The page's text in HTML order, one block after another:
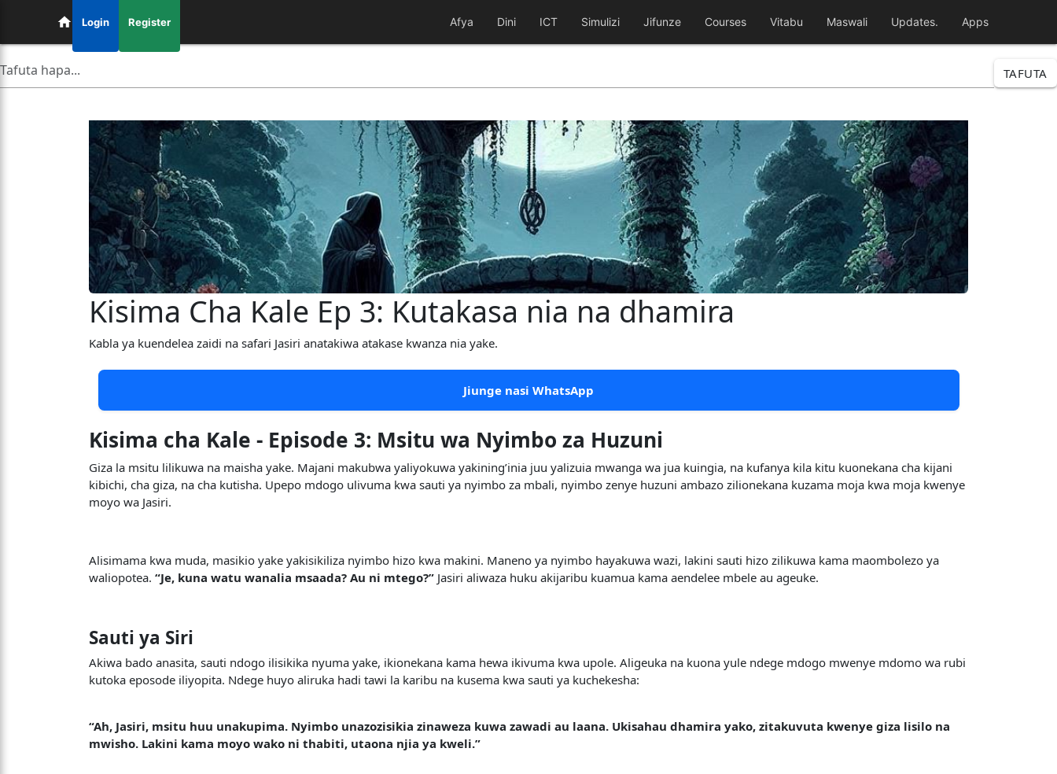
Login Register Afya Dini ICT Simulizi Jifunze Courses Vitabu Maswali Updates. Apps
TAFUTA
Kisima Cha Kale Ep 3: Kutakasa nia na dhamira
Kabla ya kuendelea zaidi na safari Jasiri anatakiwa atakase kwanza nia yake.
Jiunge nasi WhatsApp
Kisima cha Kale - Episode 3: Msitu wa Nyimbo za Huzuni
Giza la msitu lilikuwa na maisha yake. Majani makubwa yaliyokuwa yakining’inia juu yalizuia mwanga wa jua kuingia, na kufanya kila kitu kuonekana cha kijani
kibichi, cha giza, na cha kutisha. Upepo mdogo ulivuma kwa sauti ya nyimbo za mbali, nyimbo zenye huzuni ambazo zilionekana kuzama moja kwa moja kwenye
moyo wa Jasiri.
Alisimama kwa muda, masikio yake yakisikiliza nyimbo hizo kwa makini. Maneno ya nyimbo hayakuwa wazi, lakini sauti hizo zilikuwa kama maombolezo ya
waliopotea.“Je, kuna watu wanalia msaada? Au ni mtego?” Jasiri aliwaza huku akijaribu kuamua kama aendelee mbele au ageuke.
Sauti ya Siri
Akiwa bado anasita, sauti ndogo ilisikika nyuma yake, ikionekana kama hewa ikivuma kwa upole. Aligeuka na kuona yule ndege mdogo mwenye mdomo wa rubi
kutoka eposode iliyopita. Ndege huyo aliruka hadi tawi la karibu na kusema kwa sauti ya kuchekesha:
“Ah, Jasiri, msitu huu unakupima. Nyimbo unazozisikia zinaweza kuwa zawadi au laana. Ukisahau dhamira yako, zitakuvuta kwenye giza lisilo na
mwisho. Lakini kama moyo wako ni thabiti, utaona njia ya kweli.”